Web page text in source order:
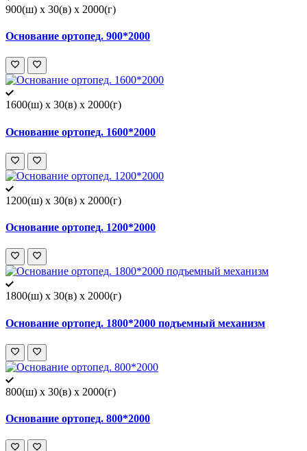
900(ш) x 30(в) x 2000(г)
Основание ортопед. 900*2000
1600(ш) x 30(в) x 2000(г)
Основание ортопед. 1600*2000
1200(ш) x 30(в) x 2000(г)
Основание ортопед. 1200*2000
1800(ш) x 30(в) x 2000(г)
Основание ортопед. 1800*2000 подъемный механизм
800(ш) x 30(в) x 2000(г)
Основание ортопед. 800*2000